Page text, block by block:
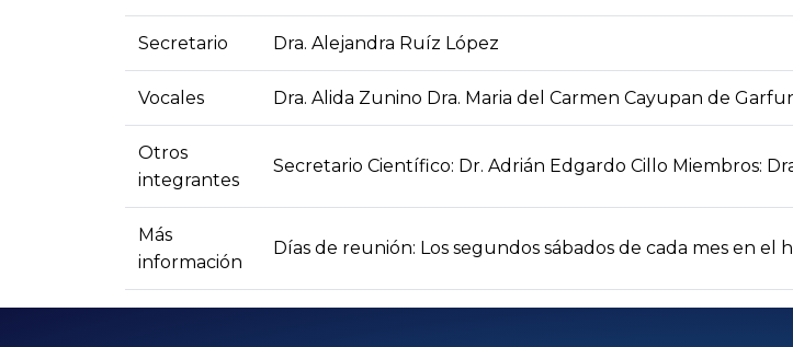
Secretario Dra. Alejandra Ruíz López
Vocales Dra. Alida Zunino Dra. Maria del Carmen Cayupan de
Otros
integrantes
Secretario Científico: Dr. Adrián Edgardo Cillo Miembros:
Más
información
Días de reunión: Los segundos sábados de cada mes en